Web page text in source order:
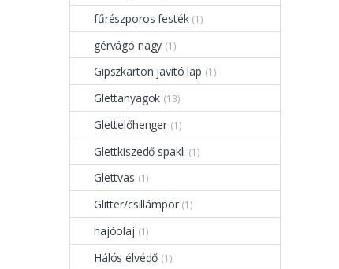
fűrészporos festék (1)
gérvágó nagy (1)
Gipszkarton javító lap (1)
Glettanyagok (13)
Glettelőhenger (1)
Glettkiszedő spakli (1)
Glettvas (1)
Glitter/csillámpor (1)
hajóolaj (1)
Hálós élvédő (1)